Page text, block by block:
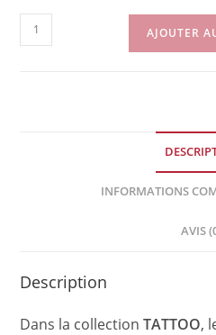
quantité
de
AJOUTER
INFORMATIONS
AVIS
Description
Dans la collectionTATTOO,